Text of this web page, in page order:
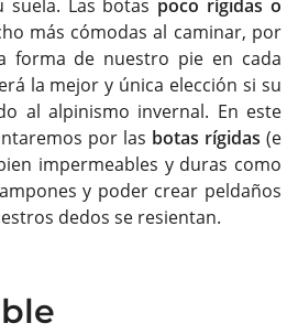
Las botas poco rígidas o
más cómodas al caminar, por
forma de nuestro pie en cada
la mejor y única elección si su
al alpinismo invernal. En este
por las botas rígidas (e
impermeables y duras como
y poder crear peldaños
dedos se resientan.